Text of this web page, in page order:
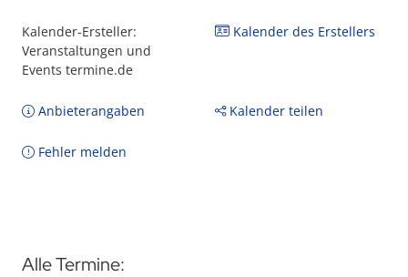
Kalender-Ersteller:
Veranstaltungen und
Events termine.de
Kalender des Erstellers
Anbieterangaben Kalender teilen
Fehler melden
Alle Termine: